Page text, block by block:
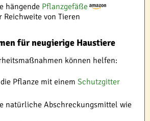
hängende Pflanzgefäße
von Tieren
für neugierige Haustiere
können helfen:
Pflanze mit einem Schutzgitter
natürliche Abschreckungsmittel wie